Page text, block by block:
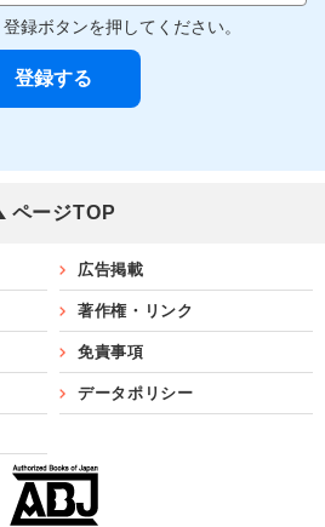
録ボタンを押してください。
ページTOP
広告掲載
著作権・リンク
免責事項
データポリシー